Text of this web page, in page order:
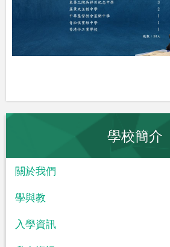
學校簡介
關於我們
學與教
入學資訊